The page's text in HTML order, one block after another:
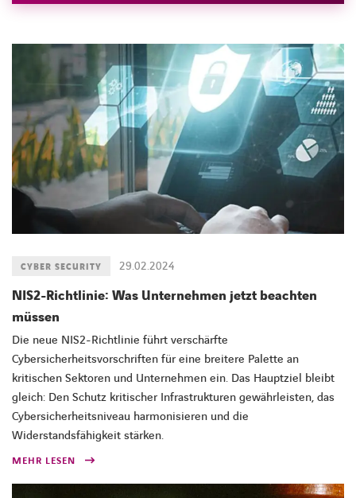
29.02.2024
CYBER SECURITY
NIS2-Richtlinie: Was Unternehmen jetzt beachten
müssen
Die neue NIS2-Richtlinie führt verschärfte
Cybersicherheitsvorschriften für eine breitere Palette an
kritischen Sektoren und Unternehmen ein. Das Hauptziel bleibt
gleich: Den Schutz kritischer Infrastrukturen gewährleisten, das
Cybersicherheitsniveau harmonisieren und die
Widerstandsfähigkeit stärken.
MEHR LESEN